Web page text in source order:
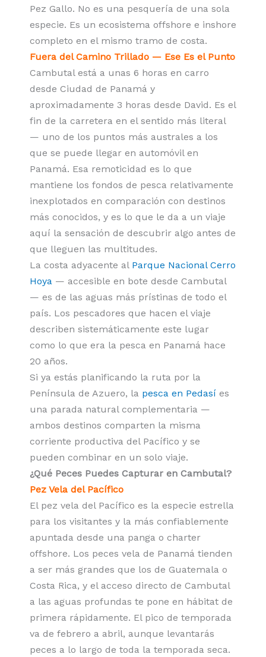
Pez Gallo. No es una pesquería de una sola
especie. Es un ecosistema offshore e inshore
completo en el mismo tramo de costa.
Fuera del Camino Trillado — Ese Es el Punto
Cambutal está a unas 6 horas en carro
desde Ciudad de Panamá y
aproximadamente 3 horas desde David. Es el
fin de la carretera en el sentido más literal
— uno de los puntos más australes a los
que se puede llegar en automóvil en
Panamá. Esa remoticidad es lo que
mantiene los fondos de pesca relativamente
inexplotados en comparación con destinos
más conocidos, y es lo que le da a un viaje
aquí la sensación de descubrir algo antes de
que lleguen las multitudes.
La costa adyacente al Parque Nacional Cerro
Hoya — accesible en bote desde Cambutal
— es de las aguas más prístinas de todo el
país. Los pescadores que hacen el viaje
describen sistemáticamente este lugar
como lo que era la pesca en Panamá hace
20 años.
Si ya estás planificando la ruta por la
Península de Azuero, la pesca en Pedasí es
una parada natural complementaria —
ambos destinos comparten la misma
corriente productiva del Pacífico y se
pueden combinar en un solo viaje.
¿Qué Peces Puedes Capturar en Cambutal?
Pez Vela del Pacífico
El pez vela del Pacífico es la especie estrella
para los visitantes y la más confiablemente
apuntada desde una panga o charter
offshore. Los peces vela de Panamá tienden
a ser más grandes que los de Guatemala o
Costa Rica, y el acceso directo de Cambutal
a las aguas profundas te pone en hábitat de
primera rápidamente. El pico de temporada
va de febrero a abril, aunque levantarás
peces a lo largo de toda la temporada seca.